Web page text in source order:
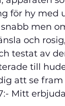
för hy
men
och
testat av
till
att se
Mitt